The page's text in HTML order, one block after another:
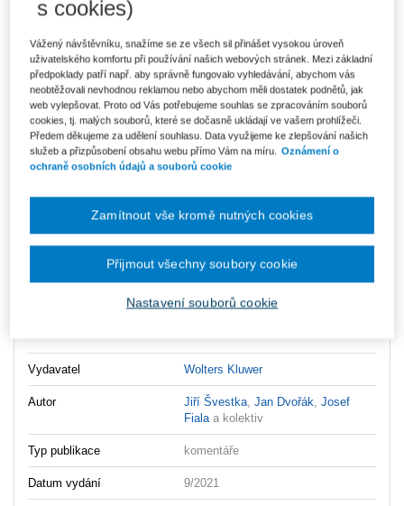
5 172 Kč
Ušetříte 2 726 Kč
DMOC 7 898 Kč
Balíček - Tištěná kniha + E-kniha
Smarteca + soubory ke stažení
Skladem- expedice do 2 pracovních dnů
Co je Smarteca?
Upozorňujeme, že v období od 1.8. do 21.8. z technických
důvodů nemůžeme vystavovat daňové doklady. Budou vám
zaslány dodatečně e-mailem.
Ceny jsou včetně DPH
Vydavatel Wolters Kluwer
Autor Jiří Švestka ,Jan Dvořák ,Josef
Fiala a kolektiv
Typ publikace komentáře
Datum vydání 9/2021
s cookies)
Vážený návštěvníku, snažíme se ze všech sil přinášet vysokou úroveň
uživatelského komfortu při používání našich webových stránek. Mezi základní
předpoklady patří např. aby správně fungovalo vyhledávání, abychom vás
neobtěžovali nevhodnou reklamou nebo abychom měli dostatek podnětů, jak
web vylepšovat. Proto od Vás potřebujeme souhlas se zpracováním souborů
cookies, tj. malých souborů, které se dočasně ukládají ve vašem prohlížeči.
Předem děkujeme za udělení souhlasu. Data využijeme ke zlepšování našich
služeb a přizpůsobení obsahu webu přímo Vám na míru.
Oznámení o
ochraně osobních údajů a souborů cookie
Nastavení souborů cookie
Zamítnout vše kromě nutných cookies
Přijmout všechny soubory cookie